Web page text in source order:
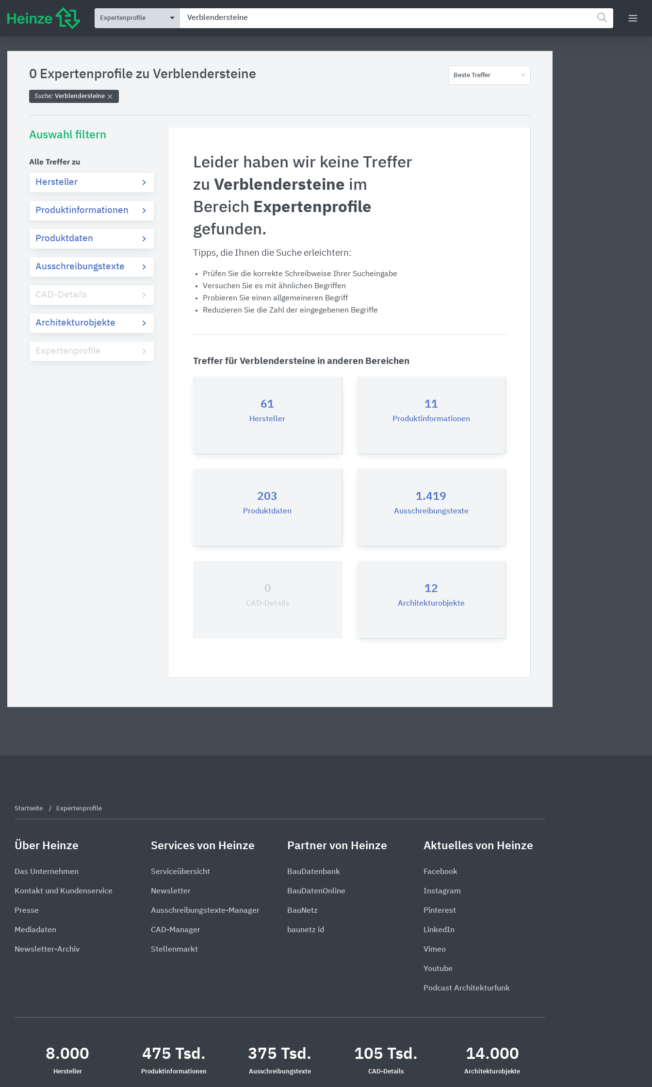
Expertenprofile
0 Expertenprofile zu Verblendersteine Beste Treffer
Suche: Verblendersteine
Auswahl filtern
Alle Treffer zu
Hersteller
Produktinformationen
Produktdaten
Ausschreibungstexte
CAD-Details
Architekturobjekte
Expertenprofile
Leider haben wir keine Treffer
zu Verblendersteine im
Bereich Expertenprofile
gefunden.
Tipps, die Ihnen die Suche erleichtern:
Prüfen Sie die korrekte Schreibweise Ihrer Sucheingabe
Versuchen Sie es mit ähnlichen Begriffen
Probieren Sie einen allgemeineren Begriff
Reduzieren Sie die Zahl der eingegebenen Begriffe
Treffer für Verblendersteine in anderen Bereichen
61
Hersteller
11
Produktinformationen
203
Produktdaten
1.419
Ausschreibungstexte
0
CAD-Details
12
Architekturobjekte
Startseite Expertenprofile
Über Heinze
Das Unternehmen
Kontakt und Kundenservice
Presse
Mediadaten
Newsletter-Archiv
Services von Heinze
Serviceübersicht
Newsletter
Ausschreibungstexte-Manager
CAD-Manager
Stellenmarkt
Partner von Heinze
BauDatenbank
BauDatenOnline
BauNetz
baunetz id
Aktuelles von Heinze
Facebook
Instagram
Pinterest
LinkedIn
Vimeo
Youtube
Podcast Architekturfunk
8.000
Hersteller
475 Tsd.
Produktinformationen
375 Tsd.
Ausschreibungstexte
105 Tsd.
CAD-Details
14.000
Architekturobjekte